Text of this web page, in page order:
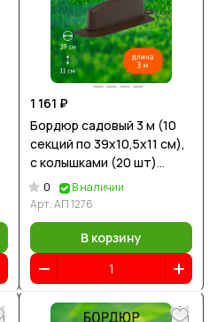
1 161 ₽
Бордюр садовый 3 м (10
секций по 39х10,5х11 см),
с колышками (20 шт)
шоколад
0
В наличии
Арт.АП 1276
В корзину